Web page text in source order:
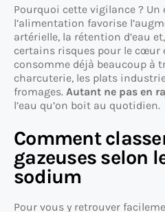
Pourquoi cette vigilance ? Un
l’alimentation favorise
artérielle, la rétention d’eau
certains risques pour le cœur
consomme déjà beaucoup à
charcuterie, les plats
fromages. Autant ne pas en
l’eau qu’on boit au quotidien.
Comment
gazeuses selon
sodium
Pour vous y retrouver